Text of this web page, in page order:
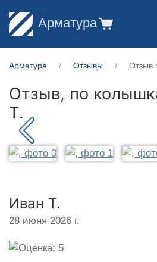
Арматура
Арматура Отзывы Отзыв
Отзыв, по
Т.
Иван Т.
28 июня 2026 г.